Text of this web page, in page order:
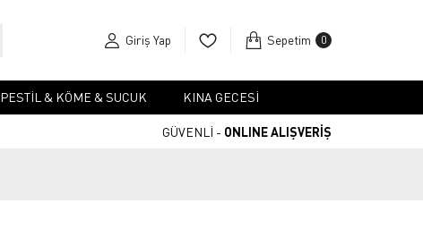
Giriş Yap Sepetim 0
PESTIL & KÖME & SUCUK KINA GECESI
GÜVENLİ - ONLINE ALIŞVERİŞ